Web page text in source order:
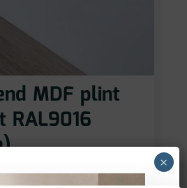
MDF plint
×